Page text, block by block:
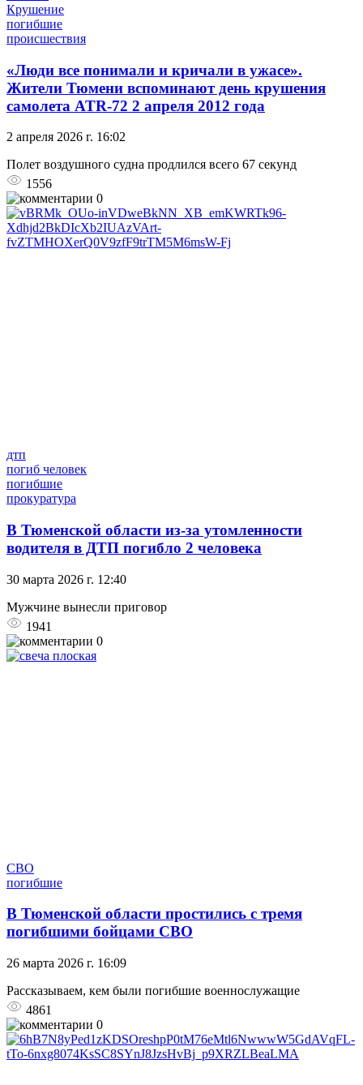
Крушение
погибшие
происшествия
«Люди все понимали и кричали в ужасе».
Жители Тюмени вспоминают день крушения
самолета ATR-72 2 апреля 2012 года
2 апреля 2026 г. 16:02
Полет воздушного судна продлился всего 67 секунд
1556
0
дтп
погиб человек
погибшие
прокуратура
В Тюменской области из-за утомленности
водителя в ДТП погибло 2 человека
30 марта 2026 г. 12:40
Мужчине вынесли приговор
1941
0
СВО
погибшие
В Тюменской области простились с тремя
погибшими бойцами СВО
26 марта 2026 г. 16:09
Рассказываем, кем были погибшие военнослужащие
4861
0